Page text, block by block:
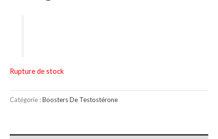
Rupture de stock
Catégorie :Boosters De Testostérone